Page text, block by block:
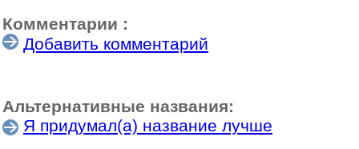
Комментарии :
Добавить комментарий
Альтернативные названия:
Я придумал(а) название лучше